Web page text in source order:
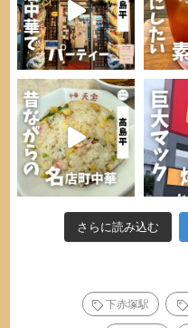
さらに読み込む
下赤塚駅